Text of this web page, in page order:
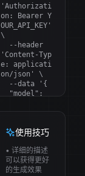
'Authorizati
on: Bearer Y
OUR_API_KEY'
\
'Content-Typ
e: applicati
on/json' \
3",
      "typ
e": "text",
      "tex
使用技巧
• 详细的描述
可以获得更好
的生成效果